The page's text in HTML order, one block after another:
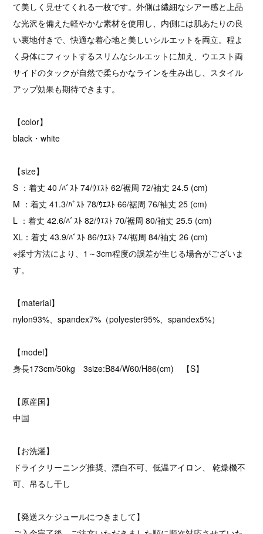
て美しく見せてくれる一枚です。外側は繊細なシアー感と上品
な光沢を備えた軽やかな素材を使用し、内側には肌あたりの良
い裏地付きで、快適な着心地と美しいシルエットを両立。程よ
く身体にフィットするスリムなシルエットに加え、ウエスト両
サイドのタックが自然で柔らかなラインを生み出し、スタイル
アップ効果も期待できます。
【color】
black・white
【size】
S ：着丈 40 /ﾊﾞｽﾄ 74/ｳｴｽﾄ 62/裾周 72/袖丈 24.5 (cm)
M ：着丈 41.3/ﾊﾞｽﾄ 78/ｳｴｽﾄ 66/裾周 76/袖丈 25 (cm)
L ：着丈 42.6/ﾊﾞｽﾄ 82/ｳｴｽﾄ 70/裾周 80/袖丈 25.5 (cm)
XL：着丈 43.9/ﾊﾞｽﾄ 86/ｳｴｽﾄ 74/裾周 84/袖丈 26 (cm)
※採寸方法により、1～3cm程度の誤差が生じる場合がございま
す。
【material】
nylon93%、spandex7%（polyester95%、spandex5%）
【model】
身長173cm/50kg 3size:B84/W60/H86(cm) 【S】
【原産国】
中国
【お洗濯】
ドライクリーニング推奨、漂白不可、低温アイロン、 乾燥機不
可、吊るし干し
【発送スケジュールにつきまして】